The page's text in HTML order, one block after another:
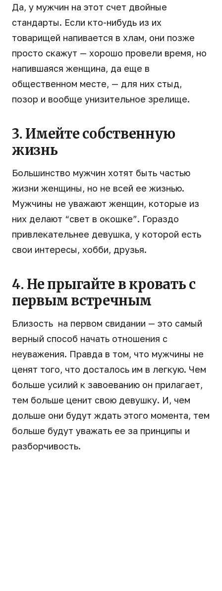
Да, у мужчин на этот счет двойные
стандарты. Если кто-нибудь из их
товарищей напивается в хлам, они позже
просто скажут — хорошо провели время, но
напившаяся женщина, да еще в
общественном месте, — для них стыд,
позор и вообще унизительное зрелище.
3. Имейте собственную
жизнь
Большинство мужчин хотят быть частью
жизни женщины, но не всей ее жизнью.
Мужчины не уважают женщин, которые из
них делают “свет в окошке”. Гораздо
привлекательнее девушка, у которой есть
свои интересы, хобби, друзья.
4. Не прыгайте в кровать с
первым встречным
Близость на первом свидании — это самый
верный способ начать отношения с
неуважения. Правда в том, что мужчины не
ценят того, что досталось им в легкую. Чем
больше усилий к завоеванию он прилагает,
тем больше ценит свою девушку. И, чем
дольше они будут ждать этого момента, тем
больше будут уважать ее за принципы и
разборчивость.